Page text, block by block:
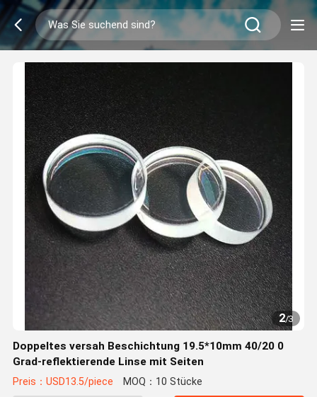
2/3
Doppeltes versah Beschichtung 19.5*10mm 40/20 0
Grad-reflektierende Linse mit Seiten
Preis：USD13.5/piece MOQ：10 Stücke